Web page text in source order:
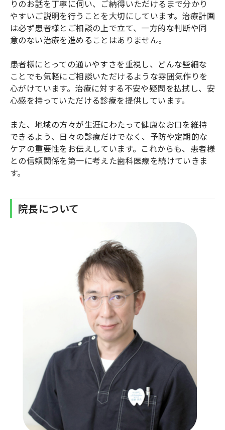
りのお話を丁寧に伺い、ご納得いただけるまで分かり
やすいご説明を行うことを大切にしています。治療計画
は必ず患者様とご相談の上で立て、一方的な判断や同
意のない治療を進めることはありません。
患者様にとっての通いやすさを重視し、どんな些細な
ことでも気軽にご相談いただけるような雰囲気作りを
心がけています。治療に対する不安や疑問を払拭し、安
心感を持っていただける診療を提供しています。
また、地域の方々が生涯にわたって健康なお口を維持
できるよう、日々の診療だけでなく、予防や定期的な
ケアの重要性をお伝えしています。これからも、患者様
との信頼関係を第一に考えた歯科医療を続けていきま
す。
院長について